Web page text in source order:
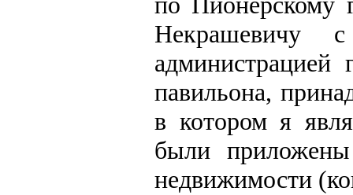
Некрашевичу
администрацией
павильона,
в котором я
были
недвижимости